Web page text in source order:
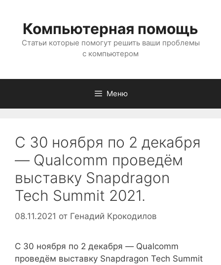
содержимому
Компьютерная помощь
Статьи которые помогут решить ваши проблемы
с компьютером
Меню
С 30 ноября по 2 декабря
— Qualcomm проведём
выставку Snapdragon
Tech Summit 2021.
08.11.2021 от Генадий Крокодилов
С 30 ноября по 2 декабря — Qualcomm
проведём выставку Snapdragon Tech Summit